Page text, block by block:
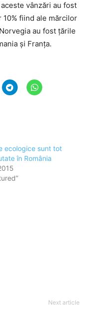
vânzări au fost
fiind ale mărcilor
au fost țările
și Franța.
ecologice sunt tot
în România
Next article